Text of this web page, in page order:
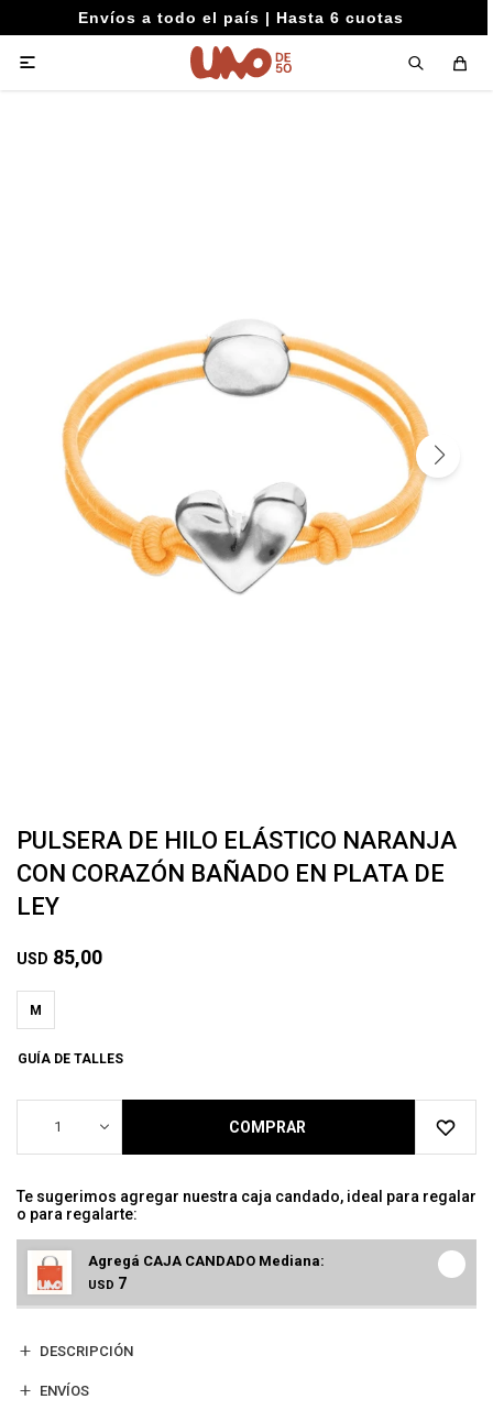
Envíos a todo el país | Hasta 6 cuotas

PULSERA DE HILO ELÁSTICO NARANJA
CON CORAZÓN BAÑADO EN PLATA DE
LEY
USD 85,00
M
GUÍA DE TALLES
1 COMPRAR
Te sugerimos agregar nuestra caja candado, ideal para regalar
o para regalarte:
Agregá CAJA CANDADO Mediana:
USD 7
DESCRIPCIÓN
ENVÍOS